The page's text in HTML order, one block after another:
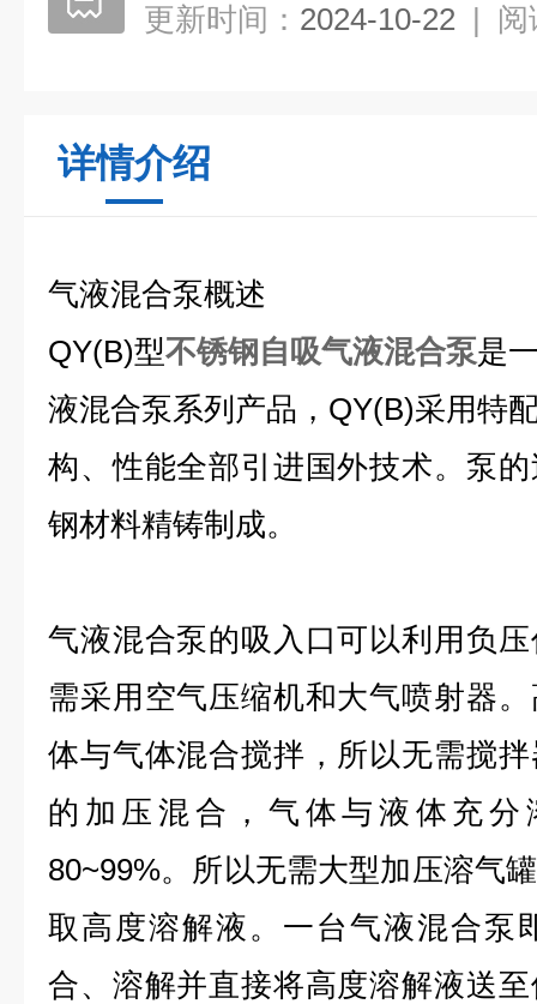
更新时间： 2024-10-22 | 阅
详情介绍
气液混合泵概述
QY(B)型不锈钢自吸气液混合泵是
液混合泵系列产品，QY(B)采用特
构、性能全部引进国外技术。泵
钢材料精铸制成。
气液混合泵的吸入口可以利用负
需采用空气压缩机和大气喷射器
体与气体混合搅拌，所以无需搅
的加压混合，气体与液体充
80~99%。所以无需大型加压溶气
取高度溶解液。一台气液混合泵
合、溶解并直接将高度溶解液送